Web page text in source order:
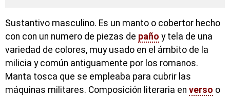
Sustantivo masculino. Es un manto o cobertor hecho
con con un numero de piezas de paño y tela de una
variedad de colores, muy usado en el ámbito de la
milicia y común antiguamente por los romanos.
Manta tosca que se empleaba para cubrir las
máquinas militares. Composición literaria en verso o